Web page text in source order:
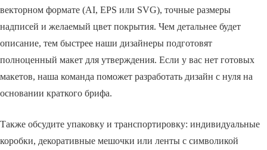
векторном формате (AI, EPS или SVG), точные размеры
надписей и желаемый цвет покрытия. Чем детальнее будет
описание, тем быстрее наши дизайнеры подготовят
полноценный макет для утверждения. Если у вас нет готовых
макетов, наша команда поможет разработать дизайн с нуля на
основании краткого брифа.
Также обсудите упаковку и транспортировку: индивидуальные
коробки, декоративные мешочки или ленты с символикой